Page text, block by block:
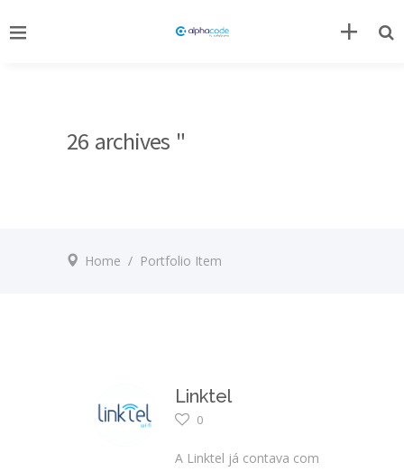
26 archives "
Home / Portfolio Item
Linktel
0
A Linktel já contava com